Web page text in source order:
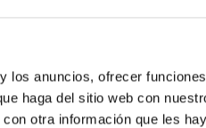
los anuncios, ofrecer
haga del sitio web con
otra información que les
UES,
m. entre los